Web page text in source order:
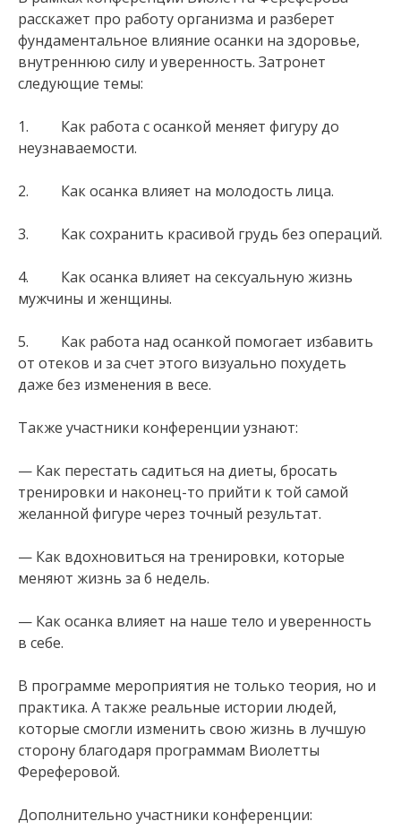
расскажет про работу организма и разберет
фундаментальное влияние осанки на здоровье,
внутреннюю силу и уверенность. Затронет
следующие темы:
1. Как работа с осанкой меняет фигуру до
неузнаваемости.
2. Как осанка влияет на молодость лица.
3. Как сохранить красивой грудь без операций.
4. Как осанка влияет на сексуальную жизнь
мужчины и женщины.
5. Как работа над осанкой помогает избавить
от отеков и за счет этого визуально похудеть
даже без изменения в весе.
Также участники конференции узнают:
— Как перестать садиться на диеты, бросать
тренировки и наконец-то прийти к той самой
желанной фигуре через точный результат.
— Как вдохновиться на тренировки, которые
меняют жизнь за 6 недель.
— Как осанка влияет на наше тело и уверенность
в себе.
В программе мероприятия не только теория, но и
практика. А также реальные истории людей,
которые смогли изменить свою жизнь в лучшую
сторону благодаря программам Виолетты
Фереферовой.
Дополнительно участники конференции: